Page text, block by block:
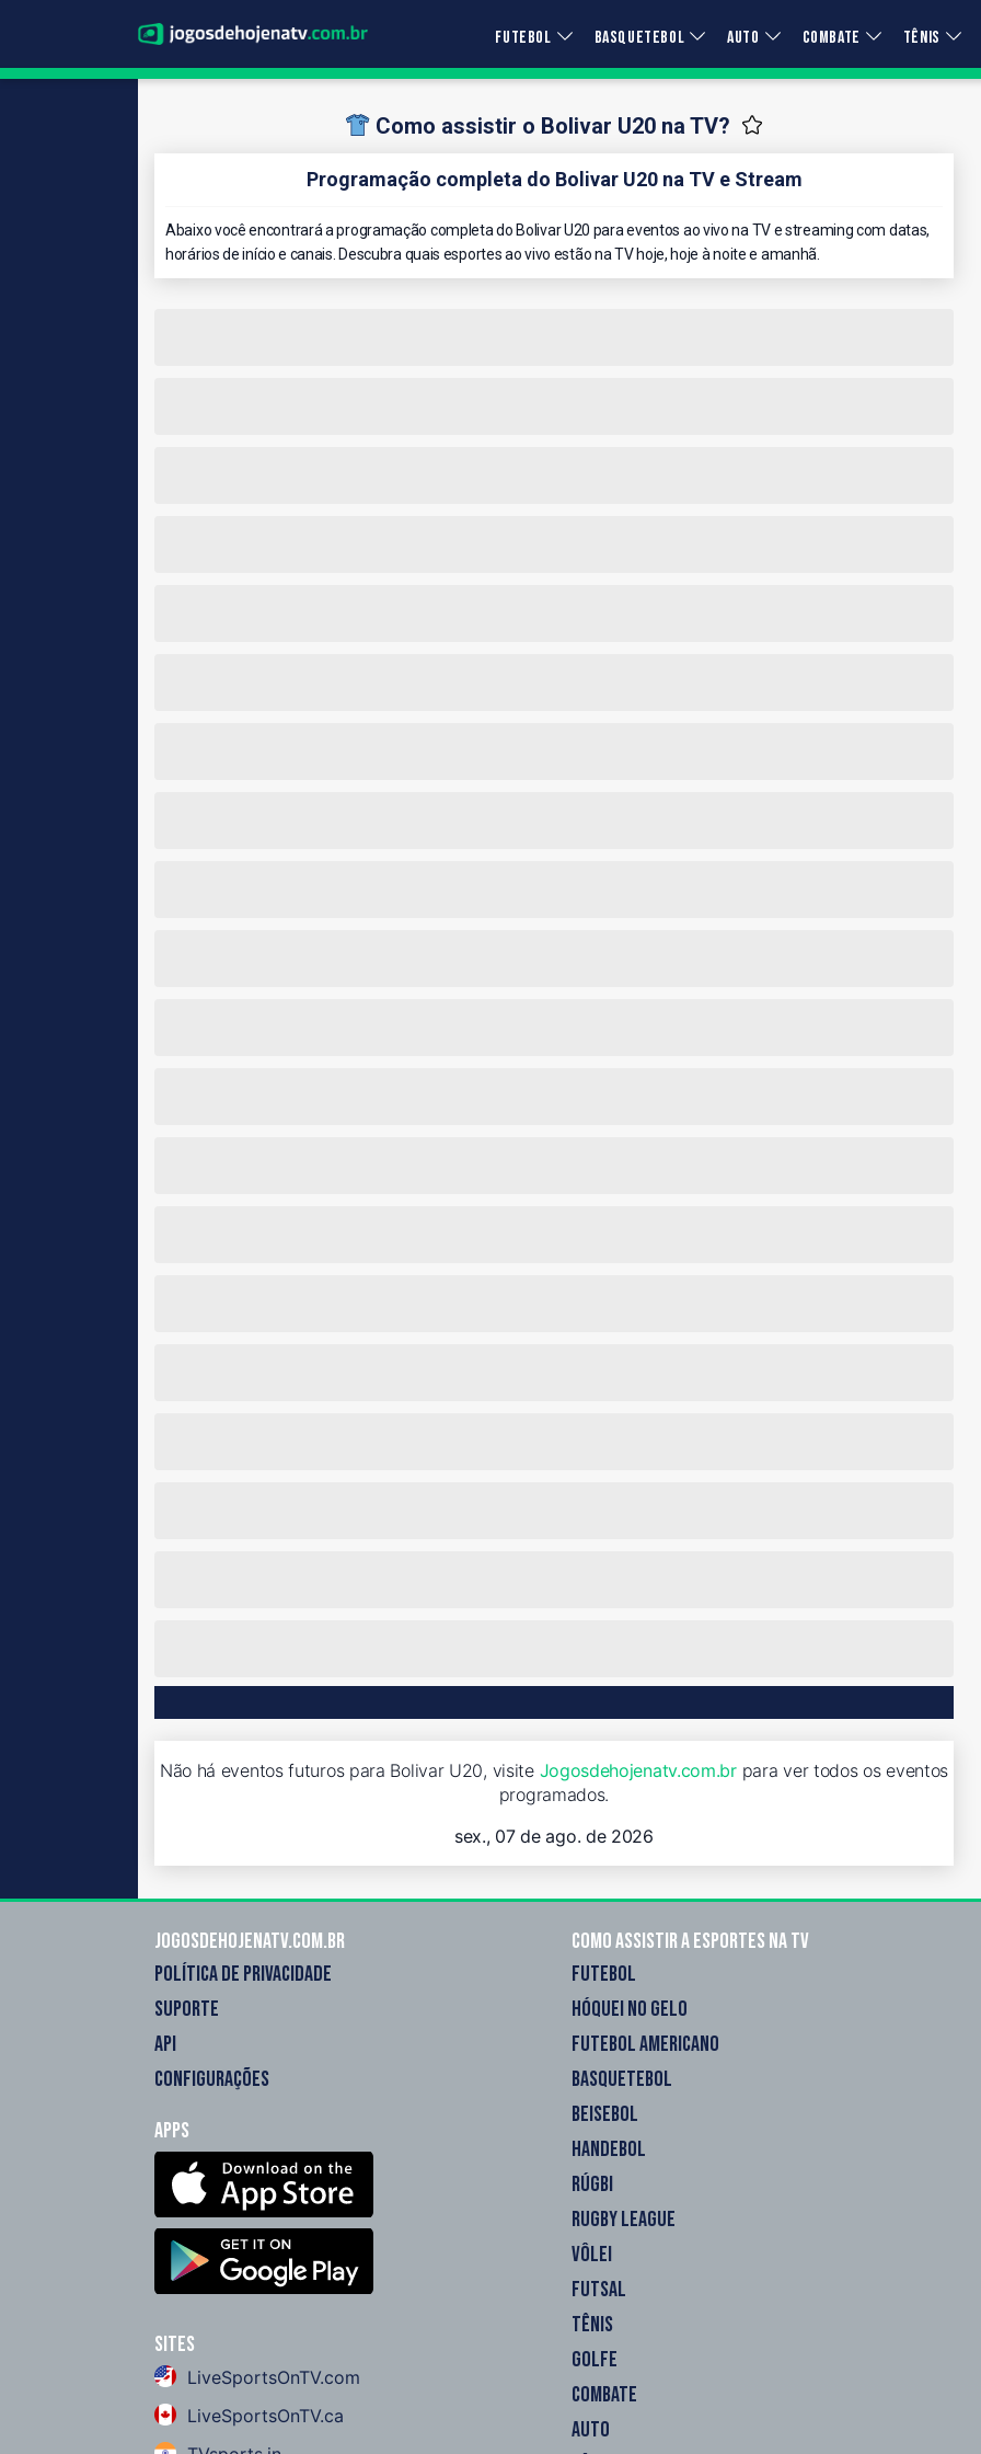
FUTEBOL BASQUETEBOL AUTO COMBATE TÊNIS
Como assistir o Bolivar U20 na TV?
Programação completa do Bolivar U20 na TV e Stream
Abaixo você encontrará a programação completa do Bolivar U20 para eventos ao vivo na TV e streaming com datas,
horários de início e canais. Descubra quais esportes ao vivo estão na TV hoje, hoje à noite e amanhã.
Não há eventos futuros para Bolivar U20, visite Jogosdehojenatv.com.brpara ver todos os eventos
programados.
sex., 07 de ago. de 2026
Jogosdehojenatv.com.br
POLÍTICA DE PRIVACIDADE
SUPORTE
API
CONFIGURAÇÕES
Apps
Sites
LiveSportsOnTV.com
LiveSportsOnTV.ca
Como assistir a esportes na TV
FUTEBOL
HÓQUEI NO GELO
FUTEBOL AMERICANO
BASQUETEBOL
BEISEBOL
HANDEBOL
RÚGBI
RUGBY LEAGUE
VÔLEI
FUTSAL
TÊNIS
GOLFE
COMBATE
AUTO